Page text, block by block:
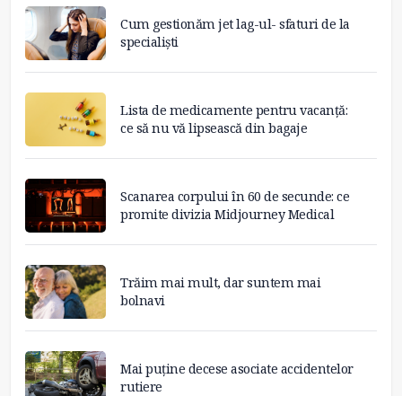
Cum gestionăm jet lag-ul- sfaturi de la
specialiști
Lista de medicamente pentru vacanță:
ce să nu vă lipsească din bagaje
Scanarea corpului în 60 de secunde: ce
promite divizia Midjourney Medical
Trăim mai mult, dar suntem mai
bolnavi
Mai puține decese asociate accidentelor
rutiere